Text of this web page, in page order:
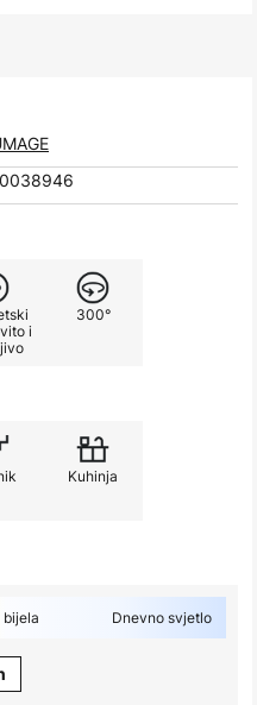
i
300°
Kuhinja
Dnevno svjetlo